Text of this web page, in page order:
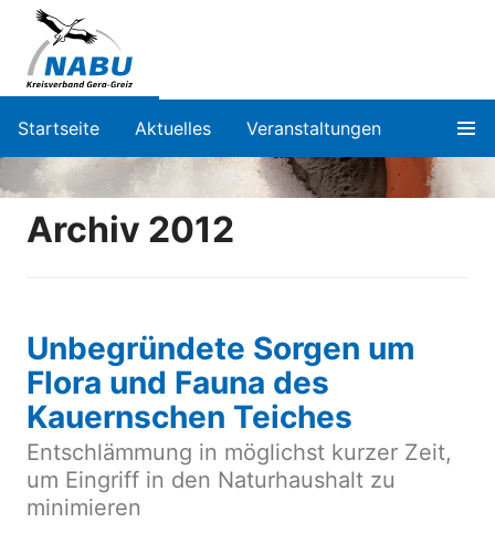
Startseite Aktuelles Veranstaltungen
Archiv 2012
Unbegründete Sorgen um
Flora und Fauna des
Kauernschen Teiches
Entschlämmung in möglichst kurzer Zeit,
um Eingriff in den Naturhaushalt zu
minimieren